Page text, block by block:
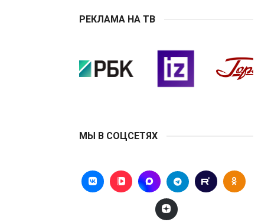
РЕКЛАМА НА ТВ
МЫ В СОЦСЕТЯХ